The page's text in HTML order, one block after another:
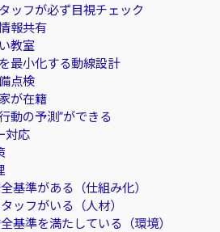
フが必ず目視チェック
報共有
教室
小化する動線設計
点検
が在籍
の予測”ができる
応
基準がある（仕組み化）
ッフがいる（人材）
基準を満たしている（環境）